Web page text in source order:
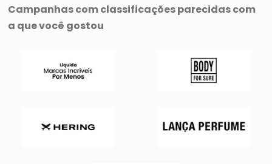
Campanhas com classificações parecidas com
a que você gostou